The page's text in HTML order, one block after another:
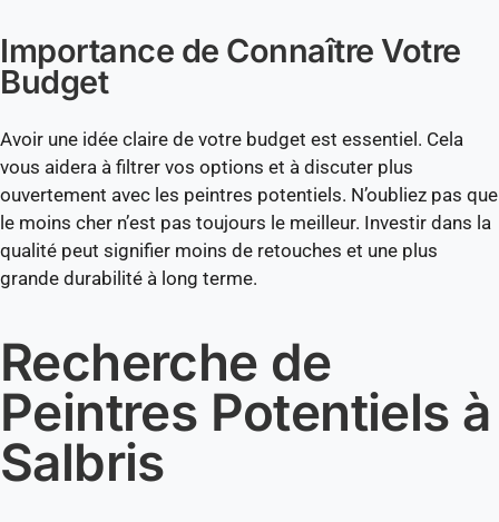
Importance de Connaître Votre
Budget
Avoir une idée claire de votre budget est essentiel. Cela
vous aidera à filtrer vos options et à discuter plus
ouvertement avec les peintres potentiels. N’oubliez pas que
le moins cher n’est pas toujours le meilleur. Investir dans la
qualité peut signifier moins de retouches et une plus
grande durabilité à long terme.
Recherche de
Peintres Potentiels à
Salbris